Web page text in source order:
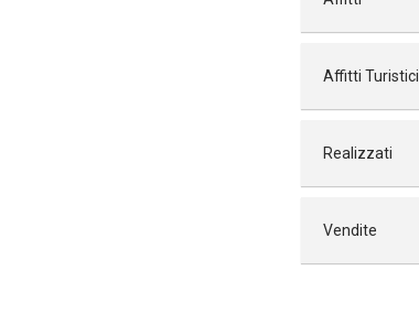
Affitti Turistici
Realizzati
Vendite